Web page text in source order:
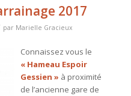
2017
par Marielle Gracieux
Connaissez vous le
« Hameau Espoir
Gessien » à proximité
de l’ancienne gare de